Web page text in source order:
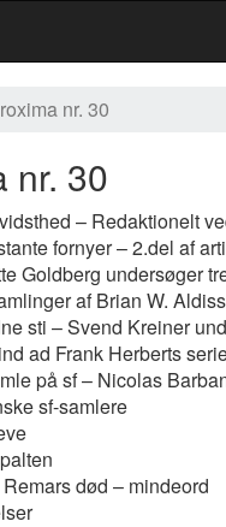
nr. 30
nr. 30
– Redaktionelt
fornyer – 2.del af
Goldberg undersøger
af Brian W. Aldiss
sti – Svend Kreiner
ad Frank Herberts
på sf – Nicolas
sf-samlere
død – mindeord